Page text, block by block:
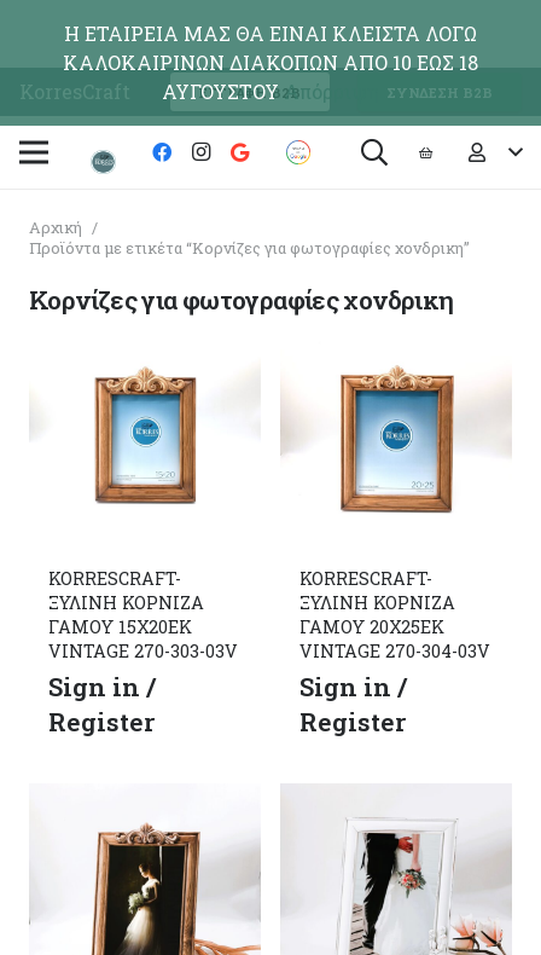
KorresCraft ΕΓΓΡΑΦΗ Β2Β ΣΥΝΔΕΣΗ Β2Β
Αρχική
/
Προϊόντα με ετικέτα “Κορνίζες για φωτογραφίες χονδρικη”
Κορνίζες για φωτογραφίες χονδρικη
KORRESCRAFT-
ΞΥΛΙΝΗ ΚΟΡΝΙΖΑ
ΓΑΜΟΥ 15Χ20ΕΚ
VINTAGE 270-303-03V
Sign in /
Register
KORRESCRAFT-
ΞΥΛΙΝΗ ΚΟΡΝΙΖΑ
ΓΑΜΟΥ 20Χ25ΕΚ
VINTAGE 270-304-03V
Sign in /
Register
Η ΕΤΑΙΡΕΙΑ ΜΑΣ ΘΑ ΕΙΝΑΙ ΚΛΕΙΣΤΑ ΛΟΓΩ
ΚΑΛΟΚΑΙΡΙΝΩΝ ΔΙΑΚΟΠΩΝ ΑΠΟ 10 ΕΩΣ 18
ΑΥΓΟΥΣΤΟΥΑπόρριψη